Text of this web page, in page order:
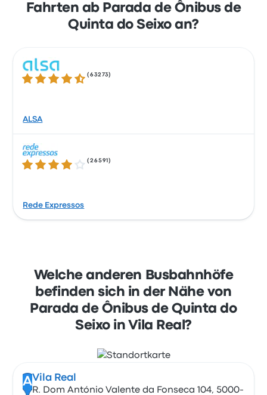
Fahrten ab Parada de Ônibus de
Quinta do Seixo an?
4.3 von 5 Sternen
(63273)
ALSA
4.2 von 5 Sternen
(26591 )
Rede Expressos
Welche anderen Busbahnhöfe
befinden sich in der Nähe von
Parada de Ônibus de Quinta do
Seixo in Vila Real?
AVila Real
R. Dom António Valente da Fonseca 104, 5000-